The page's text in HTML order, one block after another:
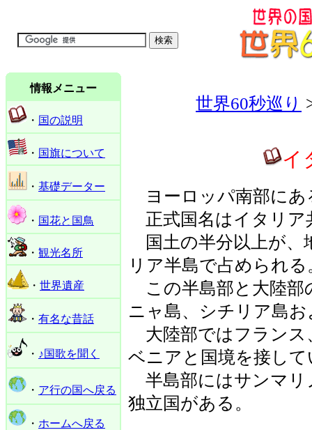
情報メニュー
・ 国の説明
・ 国旗について
・ 基礎データー
・ 国花と国鳥
・ 観光名所
・ 世界遺産
・ 有名な昔話
・ ♪国歌を聞く
・ ア行の国へ戻る
・ ホームへ戻る
世界60秒巡り
イ
ヨーロッパ南部にあ
正式国名はイタリア
国土の半分以上が、
リア半島で占められる
この半島部と大陸部
ニャ島、シチリア島
大陸部ではフランス
ベニアと国境を接して
半島部にはサンマリ
独立国がある。